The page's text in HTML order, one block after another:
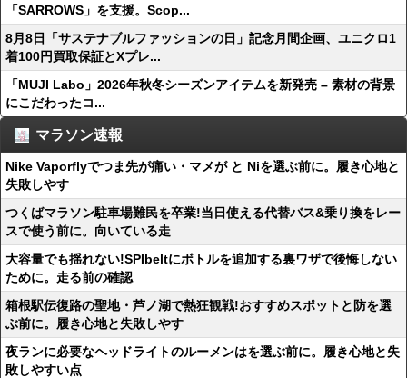
「SARROWS」を支援。Scop...
8月8日「サステナブルファッションの日」記念月間企画、ユニクロ1
着100円買取保証とXプレ...
「MUJI Labo」2026年秋冬シーズンアイテムを新発売 – 素材の背景
にこだわったコ...
マラソン速報
Nike Vaporflyでつま先が痛い・マメが と Niを選ぶ前に。履き心地と
失敗しやす
つくばマラソン駐車場難民を卒業!当日使える代替バス&乗り換をレー
スで使う前に。向いている走
大容量でも揺れない!SPIbeltにボトルを追加する裏ワザで後悔しない
ために。走る前の確認
箱根駅伝復路の聖地・芦ノ湖で熱狂観戦!おすすめスポットと防を選
ぶ前に。履き心地と失敗しやす
夜ランに必要なヘッドライトのルーメンはを選ぶ前に。履き心地と失
敗しやすい点